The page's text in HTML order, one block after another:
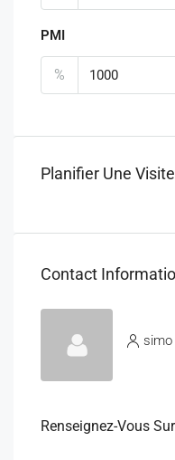
PMI
%
Planifier Une Visite
Contact
Renseignez-Vous